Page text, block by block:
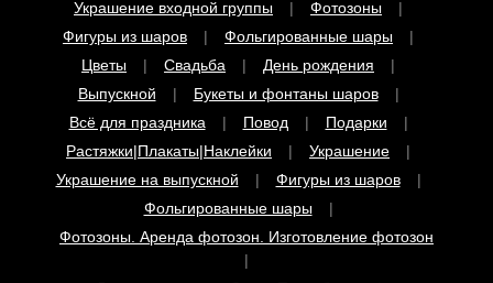
Цветы
Свадьба
День рождения
Выпускной
Букеты и фонтаны шаров
Всё для праздника
Повод
Подарки
Растяжки|Плакаты|Наклейки
Украшение
Украшение на выпускной
Фигуры из шаров
Фольгированные шары
Фотозоны. Аренда фотозон. Изготовление фотозон
Доставка цветов в Санкт-Петербурге